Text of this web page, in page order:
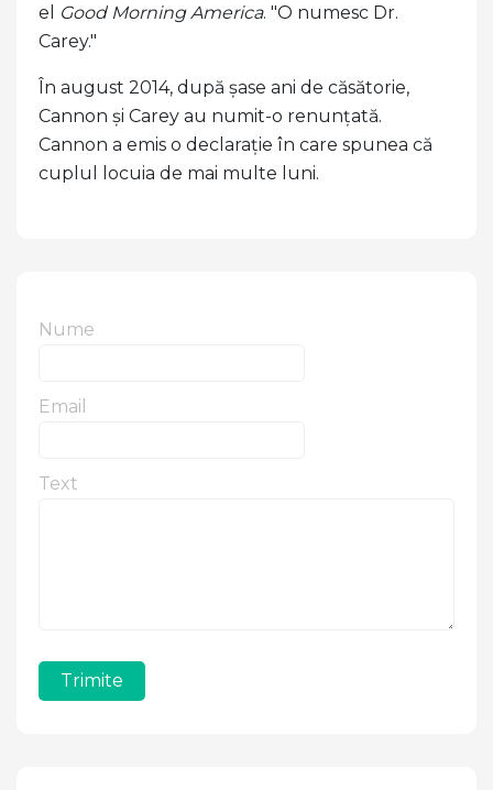
el
Good Morning America. "O numesc Dr.
Carey."
În august 2014, după șase ani de căsătorie,
Cannon și Carey au numit-o renunțată.
Cannon a emis o declarație în care spunea că
cuplul locuia de mai multe luni.
Nume
Email
Text
Trimite